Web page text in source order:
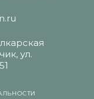
ул.